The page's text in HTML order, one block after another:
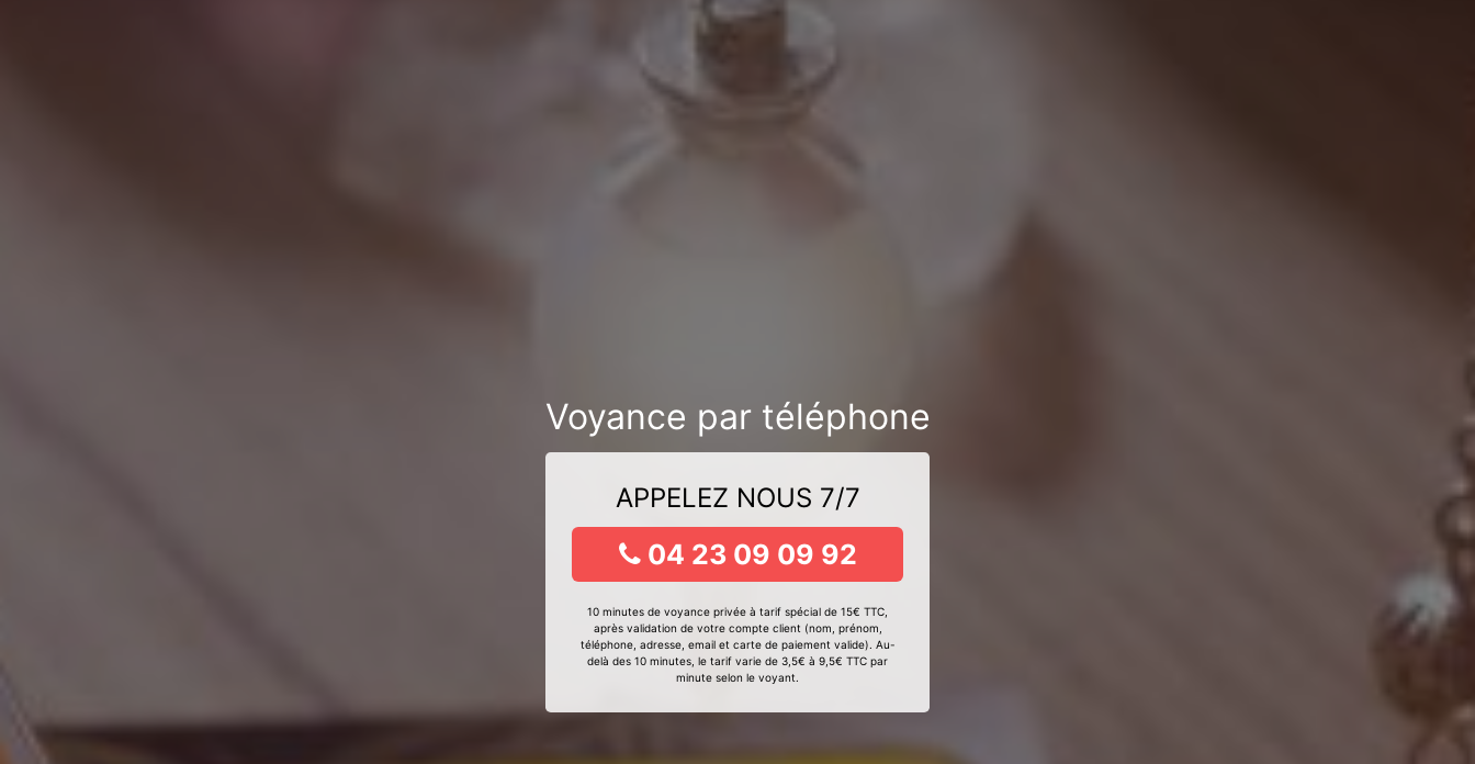
Voyance par téléphone
APPELEZ NOUS 7/7
04 23 09 09 92
10 minutes de voyance privée à tarif spécial de 15€ TTC,
après validation de votre compte client (nom, prénom,
téléphone, adresse, email et carte de paiement valide). Au-
delà des 10 minutes, le tarif varie de 3,5€ à 9,5€ TTC par
minute selon le voyant.